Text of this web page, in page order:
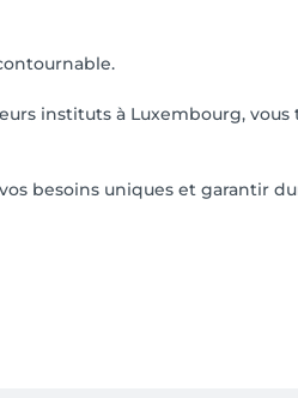
instituts à Luxembourg, vous
besoins uniques et garantir